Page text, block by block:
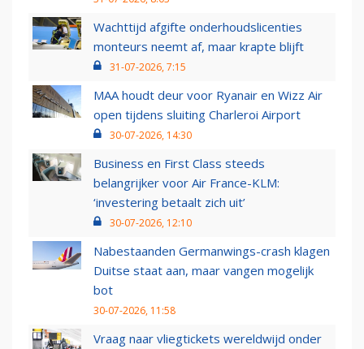
Wachttijd afgifte onderhoudslicenties
monteurs neemt af, maar krapte blijft
31-07-2026, 7:15
MAA houdt deur voor Ryanair en Wizz Air
open tijdens sluiting Charleroi Airport
30-07-2026, 14:30
Business en First Class steeds
belangrijker voor Air France-KLM:
‘investering betaalt zich uit’
30-07-2026, 12:10
Nabestaanden Germanwings-crash klagen
Duitse staat aan, maar vangen mogelijk
bot
30-07-2026, 11:58
Vraag naar vliegtickets wereldwijd onder